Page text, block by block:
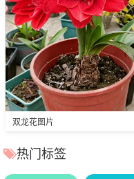
双龙花图片
热门标签